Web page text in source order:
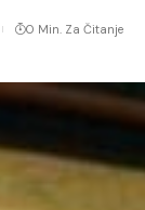
0 Min. Za Čitanje